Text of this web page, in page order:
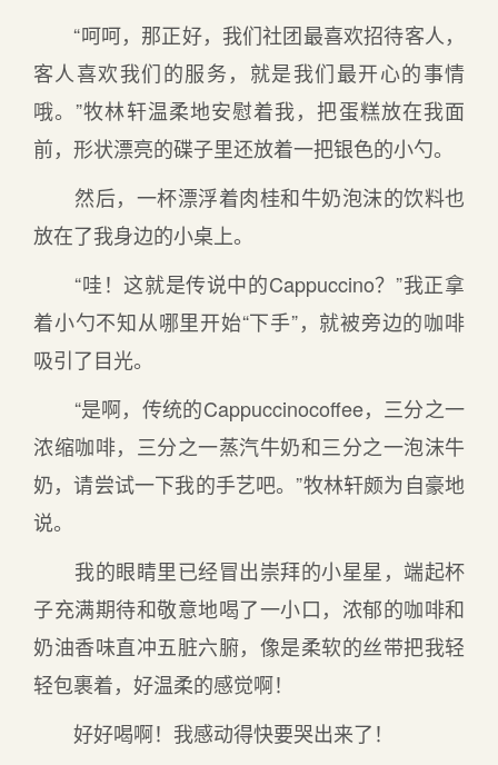
“呵呵，那正好，我们社团最喜欢招待客人，
客人喜欢我们的服务，就是我们最开心的事情
哦。”牧林轩温柔地安慰着我，把蛋糕放在我面
前，形状漂亮的碟子里还放着一把银色的小勺。
然后，一杯漂浮着肉桂和牛奶泡沫的饮料也
放在了我身边的小桌上。
“哇！这就是传说中的Cappuccino？”我正拿
着小勺不知从哪里开始“下手”，就被旁边的咖啡
吸引了目光。
“是啊，传统的Cappuccinocoffee，三分之一
浓缩咖啡，三分之一蒸汽牛奶和三分之一泡沫牛
奶，请尝试一下我的手艺吧。”牧林轩颇为自豪地
说。
我的眼睛里已经冒出崇拜的小星星，端起杯
子充满期待和敬意地喝了一小口，浓郁的咖啡和
奶油香味直冲五脏六腑，像是柔软的丝带把我轻
轻包裹着，好温柔的感觉啊！
好好喝啊！我感动得快要哭出来了！